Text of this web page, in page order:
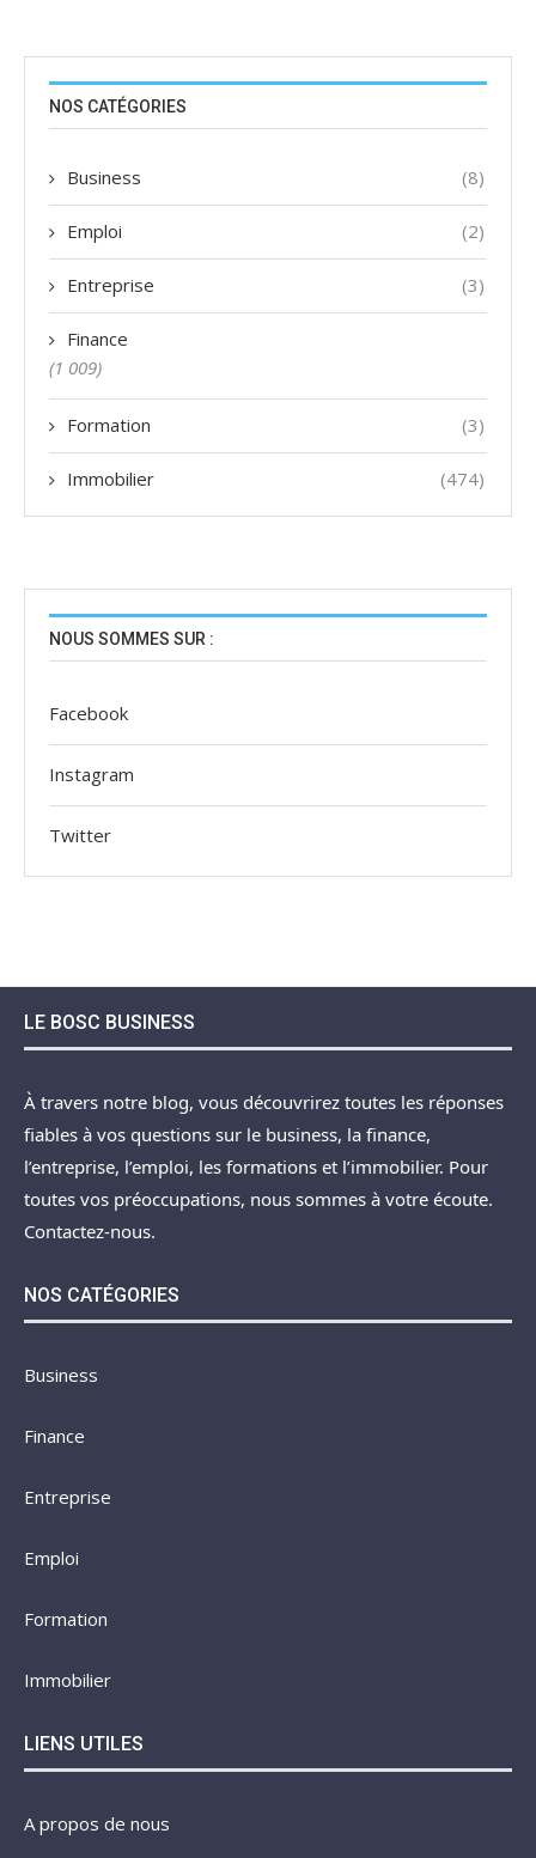
NOS CATÉGORIES
Business (8)
Emploi (2)
Entreprise (3)
Finance
(1 009)
Formation (3)
Immobilier (474)
NOUS SOMMES SUR :
Facebook
Instagram
Twitter
LE BOSC BUSINESS
À travers notre blog, vous découvrirez toutes les réponses
fiables à vos questions sur le business, la finance,
l’entreprise, l’emploi, les formations et l’immobilier. Pour
toutes vos préoccupations, nous sommes à votre écoute.
Contactez-nous.
NOS CATÉGORIES
Business
Finance
Entreprise
Emploi
Formation
Immobilier
LIENS UTILES
A propos de nous